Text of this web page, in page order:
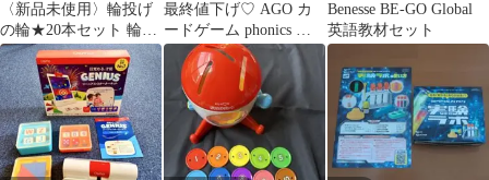
〈新品未使用〉輪投げ
の輪★20本セット 輪投
げ 投げ輪 投げ輪の輪
わなげ
最終値下げ♡ AGO カ
ードゲーム phonics レ
ベル4 Purple
Benesse BE-GO Global
英語教材セット